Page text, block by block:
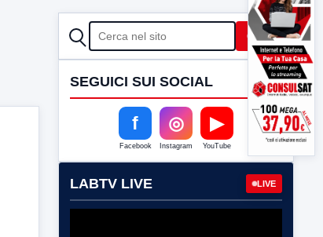
CERCA Cerca
SEGUICI SUI SOCIAL
f
Facebook
◎
Instagram
▶
YouTube
LABTV LIVE LIVE